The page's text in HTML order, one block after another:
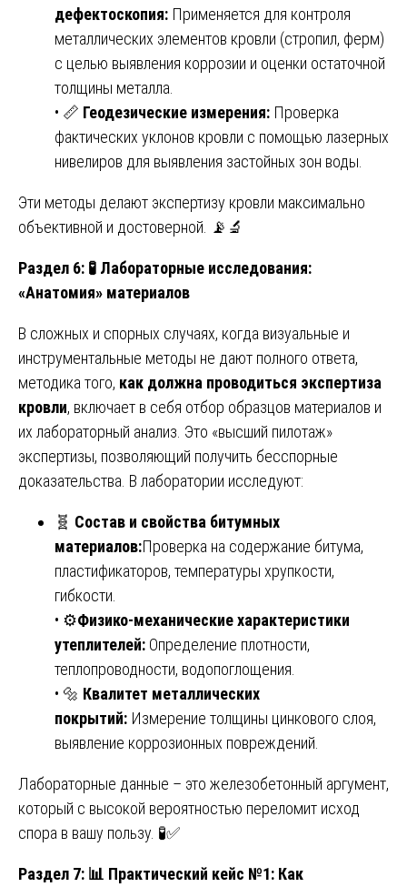
дефектоскопия: Применяется для контроля
металлических элементов кровли (стропил, ферм)
с целью выявления коррозии и оценки остаточной
толщины металла.
• 📏 Геодезические измерения: Проверка
фактических уклонов кровли с помощью лазерных
нивелиров для выявления застойных зон воды.
Эти методы делают экспертизу кровли максимально
объективной и достоверной. 📡🔬
Раздел 6: 🧪 Лабораторные исследования:
«Анатомия» материалов
В сложных и спорных случаях, когда визуальные и
инструментальные методы не дают полного ответа,
методика того, как должна проводиться экспертиза
кровли, включает в себя отбор образцов материалов и
их лабораторный анализ. Это «высший пилотаж»
экспертизы, позволяющий получить бесспорные
доказательства. В лаборатории исследуют:
🧬 Состав и свойства битумных
материалов:Проверка на содержание битума,
пластификаторов, температуры хрупкости,
гибкости.
• ⚙️Физико-механические характеристики
утеплителей: Определение плотности,
теплопроводности, водопоглощения.
• 🔩 Квалитет металлических
покрытий: Измерение толщины цинкового слоя,
выявление коррозионных повреждений.
Лабораторные данные – это железобетонный аргумент,
который с высокой вероятностью переломит исход
спора в вашу пользу. 🧪✅
Раздел 7: 📊 Практический кейс №1: Как